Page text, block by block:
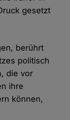
gesetzt
berührt
politisch
die vor
ihre
können,